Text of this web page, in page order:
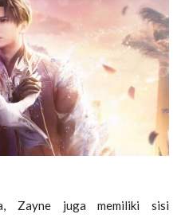
Zayne juga memiliki sisi